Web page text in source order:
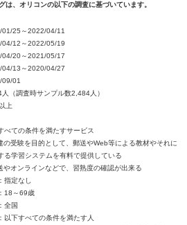
は、オリコンの以下の調査に基づいています。
01/25～2022/04/11
04/12～2022/05/19
04/20～2021/05/17
04/13～2020/04/27
09/01
（調査時サンプル数2,484人）
上
べての条件を満たすサービス
の受験を目的として、郵送やWeb等による教材やそれに
る学習システムを有料で提供している
やオンラインなどで、習熟度の確認が出来る
指定なし
18～69歳
全国
以下すべての条件を満たす人